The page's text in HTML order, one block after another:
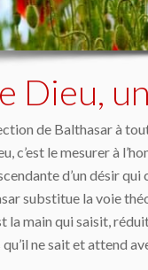
Dieu,
de Balthasar à
c’est le mesurer à
d’un désir
substitue la voie
la main qui saisit,
ne sait et attend